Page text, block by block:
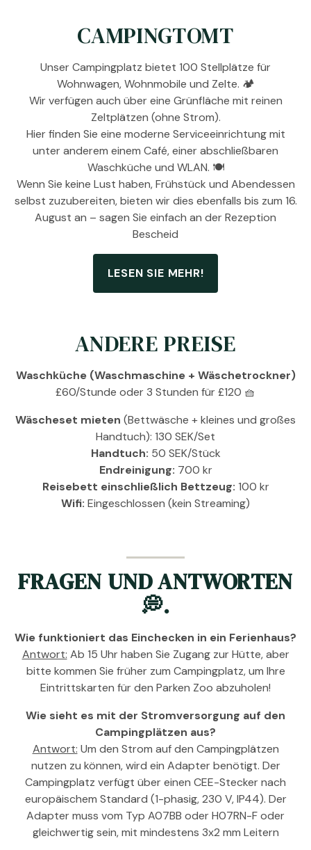
CAMPINGTOMT
Unser Campingplatz bietet 100 Stellplätze für
Wohnwagen, Wohnmobile und Zelte. 🏕️
Wir verfügen auch über eine Grünfläche mit reinen
Zeltplätzen (ohne Strom).
Hier finden Sie eine moderne Serviceeinrichtung mit
unter anderem einem Café, einer abschließbaren
Waschküche und WLAN. 🍽️
Wenn Sie keine Lust haben, Frühstück und Abendessen
selbst zuzubereiten, bieten wir dies ebenfalls bis zum 16.
August an – sagen Sie einfach an der Rezeption
Bescheid
LESEN SIE MEHR!
ANDERE PREISE
Waschküche (Waschmaschine + Wäschetrockner)
£60/Stunde oder 3 Stunden für £120 🧺
Wäscheset mieten (Bettwäsche + kleines und großes
Handtuch): 130 SEK/Set
Handtuch: 50 SEK/Stück
Endreinigung: 700 kr
Reisebett einschließlich Bettzeug: 100 kr
Wifi: Eingeschlossen (kein Streaming)
FRAGEN UND ANTWORTEN
💭.
Wie funktioniert das Einchecken in ein Ferienhaus?
Antwort: Ab 15 Uhr haben Sie Zugang zur Hütte, aber
bitte kommen Sie früher zum Campingplatz, um Ihre
Eintrittskarten für den Parken Zoo abzuholen!
Wie sieht es mit der Stromversorgung auf den
Campingplätzen aus?
Antwort: Um den Strom auf den Campingplätzen
nutzen zu können, wird ein Adapter benötigt. Der
Campingplatz verfügt über einen CEE-Stecker nach
europäischem Standard (1-phasig, 230 V, IP44). Der
Adapter muss vom Typ A07BB oder H07RN-F oder
gleichwertig sein, mit mindestens 3x2 mm Leitern